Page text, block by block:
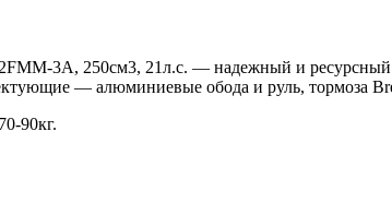
3A, 250см3, 21л.с. — надежный и
— алюминиевые обода и руль, тормоза
90кг.